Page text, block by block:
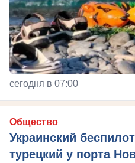
сегодня в 07:00
Общество
Украинский
турецкий у порта